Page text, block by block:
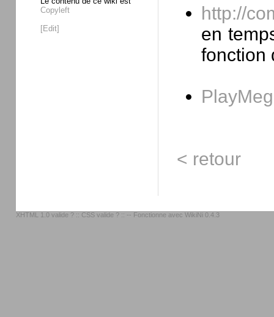
Copyleft
[Edit]
http://
en
fonction
< retour
XHTML 1.0 valide ? :: CSS valide ? :: -- Fonctionne avec WikiNi 0.4.3